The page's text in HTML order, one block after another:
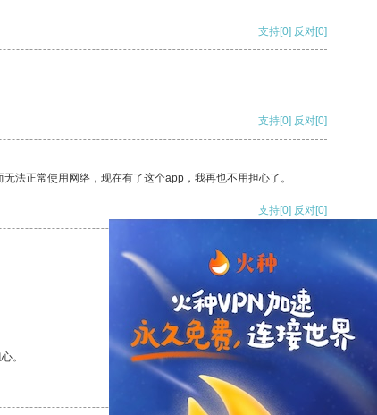
支持[0] 反对[0]
支持[0] 反对[0]
法正常使用网络，现在有了这个app，我再也不用担心了。
支持[0] 反对[0]
支持[0] 反对
。
支持